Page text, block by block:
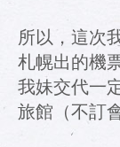
所以，這次
札幌出的機
我妹交代一
旅館（不訂